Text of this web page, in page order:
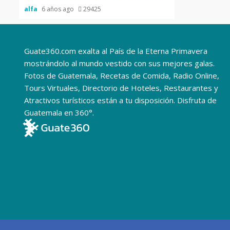
alfa 6 años ago 29425
Guate360.com exalta al País de la Eterna Primavera
mostrándolo al mundo vestido con sus mejores galas.
Fotos de Guatemala, Recetas de Comida, Radio Online,
Tours Virtuales, Directorio de Hoteles, Restaurantes y
Atractivos turísticos están a tu disposición. Disfruta de
Guatemala en 360°.